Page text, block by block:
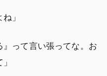
」
』って言い張ってな。お